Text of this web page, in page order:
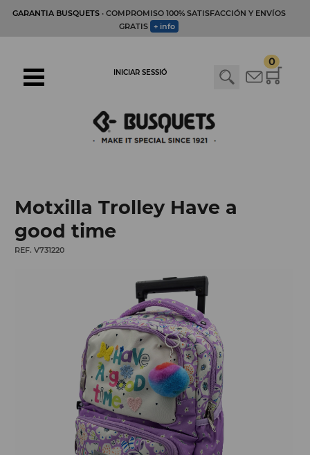
GARANTIA BUSQUETS· COMPROMISO 100% SATISFACCIÓN Y ENVÍOS
GRATIS + info
0
INICIAR SESSIÓ
Motxilla Trolley Have a
good time
REF. V731220